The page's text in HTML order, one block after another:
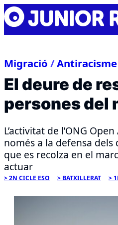
Skip
to
content
Junior
Report
Migració /Antiracisme
El deure de
persones del
L’activitat de l’ONG
només a la defensa
que es recolza en el
actuar
2N CICLE ESO BATXILLERAT